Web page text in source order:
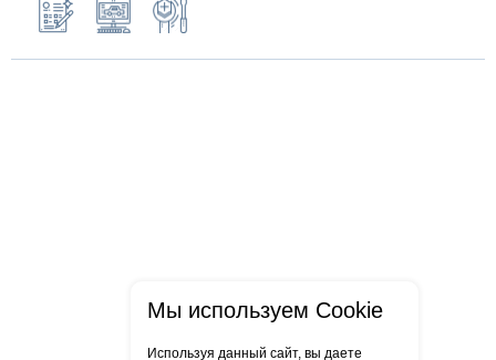
Мы используем Cookie
Используя данный сайт, вы даете